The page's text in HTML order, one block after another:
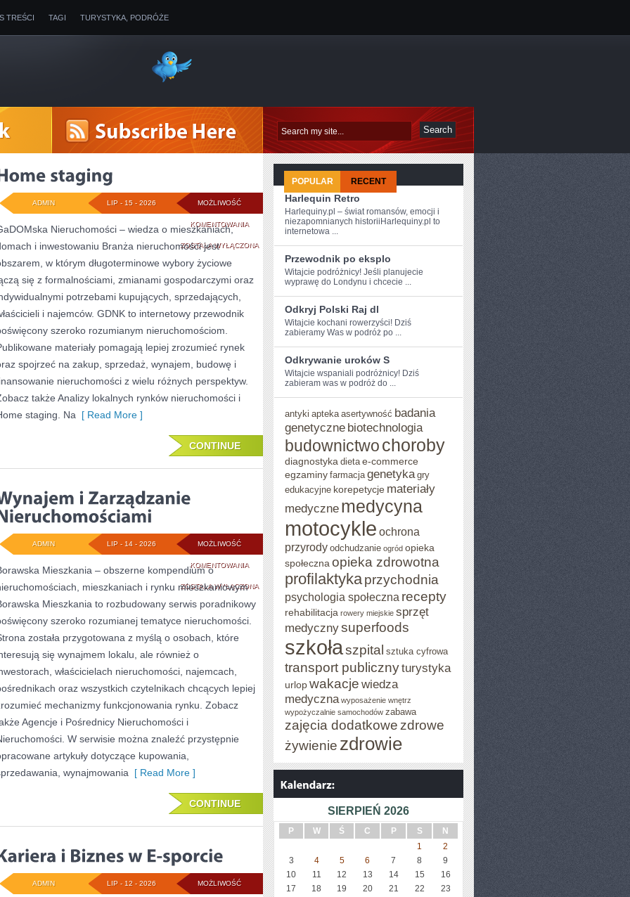
TREŚCI TAGI TURYSTYKA, PODRÓŻE
MOŻLIWOŚĆ
KOMENTOWANIAHOME
STAGING
ZOSTAŁA WYŁĄCZONA
LIP - 15 - 2026
ADMIN
Nieruchomości – wiedza o mieszkaniach,
i inwestowaniu Branża nieruchomości jest
w którym długoterminowe wybory życiowe
się z formalnościami, zmianami gospodarczymi oraz
potrzebami kupujących, sprzedających,
i najemców. GDNK to internetowy przewodnik
szeroko rozumianym nieruchomościom.
materiały pomagają lepiej zrozumieć rynek
spojrzeć na zakup, sprzedaż, wynajem, budowę i
nieruchomości z wielu różnych perspektyw.
także Analizy lokalnych rynków nieruchomości i
staging. Na [ Read More ]
CONTINUE
MOŻLIWOŚĆ
KOMENTOWANIAWYNAJEM
I
ZARZĄDZANIE
NIERUCHOMOŚCIAMI
ZOSTAŁA WYŁĄCZONA
LIP - 14 - 2026
ADMIN
Mieszkania – obszerne kompendium o
mieszkaniach i rynku mieszkaniowym
Mieszkania to rozbudowany serwis poradnikowy
szeroko rozumianej tematyce nieruchomości.
została przygotowana z myślą o osobach, które
się wynajmem lokalu, ale również o
właścicielach nieruchomości, najemcach,
oraz wszystkich czytelnikach chcących lepiej
mechanizmy funkcjonowania rynku. Zobacz
Agencje i Pośrednicy Nieruchomości i
W serwisie można znaleźć przystępnie
artykuły dotyczące kupowania,
wynajmowania [ Read More ]
CONTINUE
MOŻLIWOŚĆ
LIP - 12 - 2026
ADMIN
POPULAR RECENT
Harlequin Retro
Harlequiny.pl – świat romansów, emocji i
niezapomnianych historiiHarlequiny.pl to
internetowa ...
Przewodnik po eksplo
Witajcie ⁤podróżnicy! Jeśli ‍planujecie
wyprawę do Londynu i chcecie ...
Odkryj Polski Raj dl
Witajcie kochani rowerzyści! Dziś
zabieramy Was w podróż po ...
Odkrywanie uroków S
Witajcie ⁢wspaniali podróżnicy! Dziś⁢
zabieram was w‌ podróż ⁣do ...
antyki apteka asertywność badania
genetyczne biotechnologia
budownictwochoroby
diagnostyka dieta e-commerce
egzaminy farmacja genetyka gry
edukacyjne korepetycje materiały
medyczne medycyna
motocykle ochrona
przyrody odchudzanie ogród opieka
społeczna opieka zdrowotna
profilaktykaprzychodnia
psychologia społeczna recepty
rehabilitacja rowery miejskie sprzęt
medycznysuperfoods
szkołaszpital sztuka cyfrowa
transport publicznyturystyka
urlopwakacje wiedza
medyczna wyposażenie wnętrz
wypożyczalnie samochodów zabawa
zajęcia dodatkowe zdrowe
żywienie zdrowie
SIERPIEŃ 2026
P W Ś C P S
N
1
2
3
4 5 6 7 8
9
10
11 12 13 14 15
16
17
18 19 20 21 22
23